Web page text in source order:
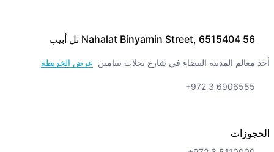
56 Nahalat Binyamin Street, 6515404 تل أبيب
أحد معالم المدينة البيضاء في شارع نحلات بنيامين عرض الخريطة
+972 3 6906555
الحجوزات